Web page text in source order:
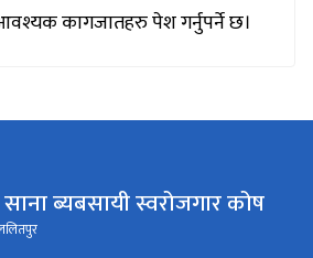
कागजातहरु पेश गर्नुपर्ने छ।
ब्यबसायी स्वरोजगार कोष